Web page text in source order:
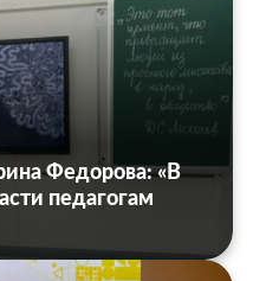
Федорова: «В
педагогам